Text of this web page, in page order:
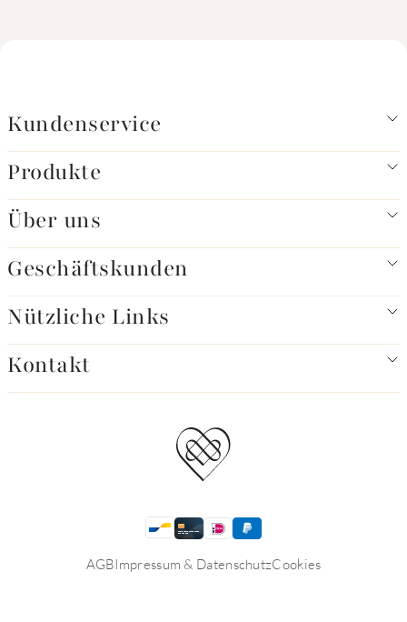
Kundenservice
Produkte
Über uns
Geschäftskunden
Nützliche Links
Kontakt
AGBImpressum & DatenschutzCookies